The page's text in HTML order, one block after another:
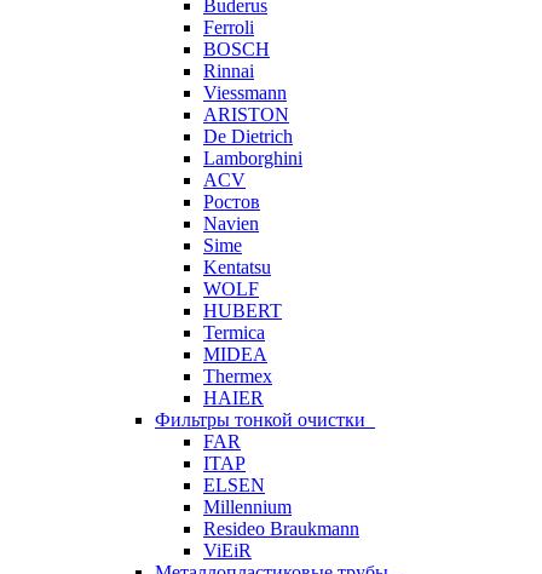
Buderus
Ferroli
BOSCH
Rinnai
Viessmann
ARISTON
De Dietrich
Lamborghini
ACV
Ростов
Navien
Sime
Kentatsu
WOLF
HUBERT
Termica
MIDEA
Thermex
HAIER
Фильтры тонкой очистки
FAR
ITAP
ELSEN
Millennium
Resideo Braukmann
ViEiR